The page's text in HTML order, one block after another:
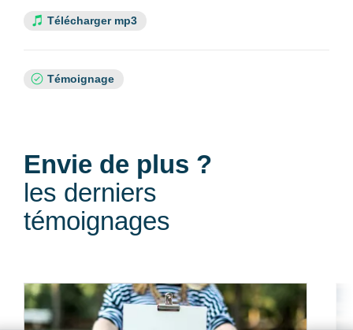
Télécharger mp3
SujetsTémoignage
Envie de plus ?
les derniers
témoignages